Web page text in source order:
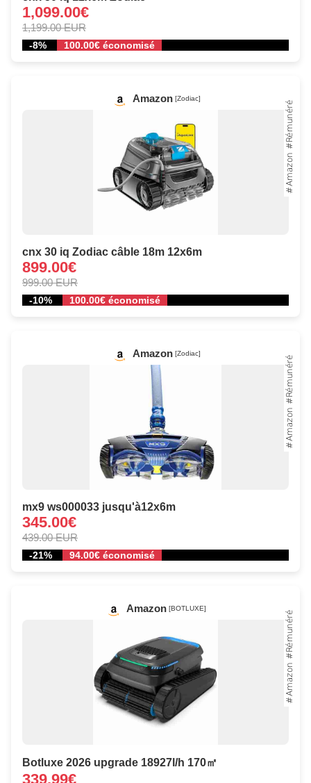
1,099.00€
1,199.00 EUR
-8% 100.00€ économisé
Amazon [Zodiac]
cnx 30 iq Zodiac câble 18m 12x6m
899.00€
999.00 EUR
-10% 100.00€ économisé
Amazon [Zodiac]
mx9 ws000033 jusqu'à12x6m
345.00€
439.00 EUR
-21% 94.00€ économisé
Amazon [BOTLUXE]
Botluxe 2026 upgrade 18927l/h 170㎡
339.99€